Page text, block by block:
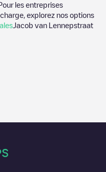
les entreprises
explorez nos options
Jacob van Lennepstraat